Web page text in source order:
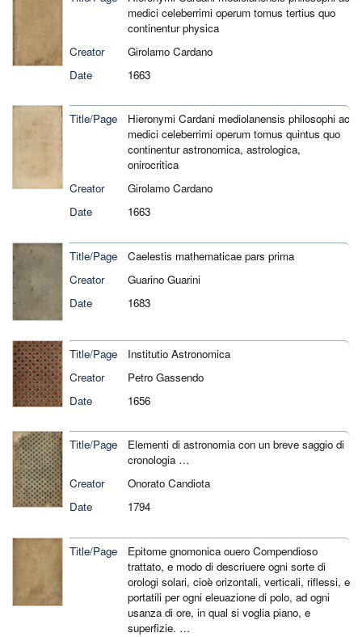
medici celeberrimi operum tomus tertius quo
continentur physica
Creator
Girolamo Cardano
Date
1663
Title/Page
Hieronymi Cardani mediolanensis philosophi ac
medici celeberrimi operum tomus quintus quo
continentur astronomica, astrologica,
onirocritica
Creator
Girolamo Cardano
Date
1663
Title/Page
Caelestis mathematicae pars prima
Creator
Guarino Guarini
Date
1683
Title/Page
Institutio Astronomica
Creator
Petro Gassendo
Date
1656
Title/Page
Elementi di astronomia con un breve saggio di
cronologia …
Creator
Onorato Candiota
Date
1794
Title/Page
Epitome gnomonica ouero Compendioso
trattato, e modo di descriuere ogni sorte di
orologi solari, cioè orizontali, verticali, riflessi, e
portatili per ogni eleuazione di polo, ad ogni
usanza di ore, in qual si voglia piano, e
superfizie. …